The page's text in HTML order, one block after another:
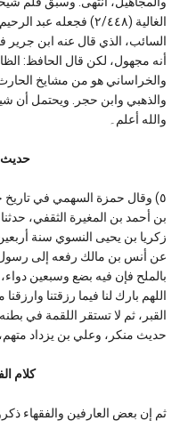
الغالية (٢/٤٤٨) فجعله
أنه مجهول، لكن قال الحافظ:
والخراساني هو من مشايخ
والذهبي وابن حجر. ويحتمل أن
والله أعلم۔
حديث
بن أحمد بن المغيرة الثقفي،
زكريا بن يحيى النسوي سنة
عن أنس بن مالك رفعه إلى رسول
بالملح فإن فيه بضع وسبعين
اللهم بارك لنا فيما رزقتنا
القبر، ثم لا تستقر اللقمة في
حديث منكر، وعلي بن يزداد متهم،
كلام
ثم إن بعض العارفين والفقهاء